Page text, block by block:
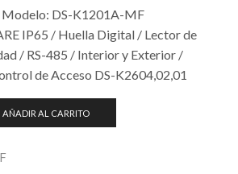
DS-K1201A-MF
IP65 / Huella Digital / Lector de
/ RS-485 / Interior y Exterior /
de Acceso DS-K2604,02,01
AÑADIR AL CARRITO